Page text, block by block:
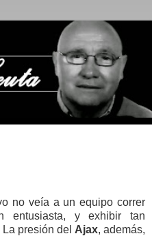
no veía a un equipo correr
entusiasta, y exhibir tan
presión del Ajax, además,